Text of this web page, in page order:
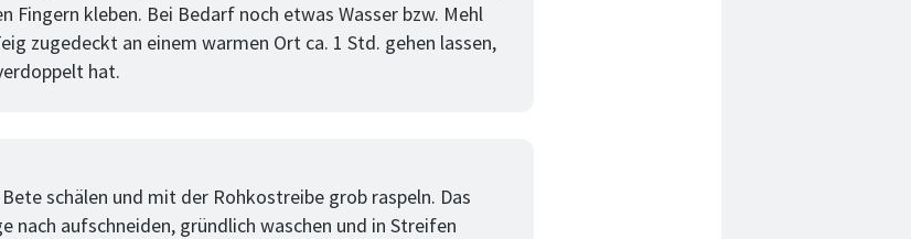
Fingern kleben. Bei Bedarf noch etwas Wasser bzw. Mehl
zugedeckt an einem warmen Ort ca. 1 Std. gehen lassen,
hat.
schälen und mit der Rohkostreibe grob raspeln. Das
nach aufschneiden, gründlich waschen und in Streifen